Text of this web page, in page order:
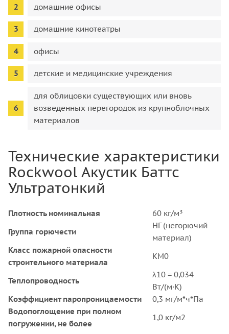
домашние офисы
домашние кинотеатры
офисы
детские и медицинские учреждения
для облицовки существующих или вновь
возведенных перегородок из крупноблочных
материалов
Технические характеристики
Rockwool Акустик Баттс
Ультратонкий
Плотность номинальная
60 кг/м³
Группа горючести
НГ (негорючий
материал)
Класс пожарной опасности
строительного материала
KM0
Теплопроводность
λ10 = 0,034
Вт/(м·К)
Коэффициент паропроницаемости
0,3 мг/м*ч*Па
Водопоглощение при полном
погружении, не более
1,0 кг/м2